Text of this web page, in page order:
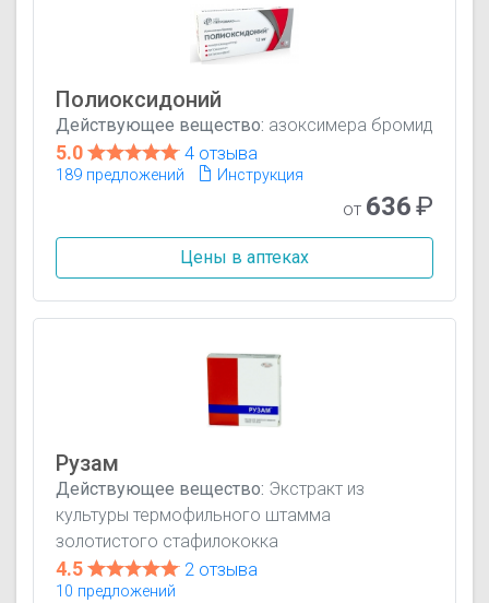
Полиоксидоний
Действующее вещество: азоксимера бромид
5.0 4 отзыва
189 предложений Инструкция
от 636₽
Цены в аптеках
Рузам
Действующее вещество: Экстракт из
культуры термофильного штамма
золотистого стафилококка
4.5 2 отзыва
10 предложений